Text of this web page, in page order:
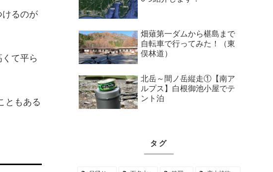
けるのが
て平ら
ともある
畑薙第一ダムから椹島まで
自転車で行ってみた！（東
俣林道）
北岳～間ノ岳縦走①【南ア
ルプス】白根御池小屋でテ
ント泊
タグ